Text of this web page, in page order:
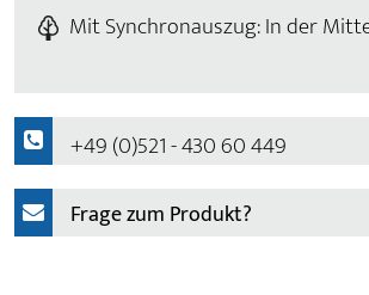
Mit Synchronauszug: In der
+49 (0)521 - 430 60 449
Frage zum Produkt?